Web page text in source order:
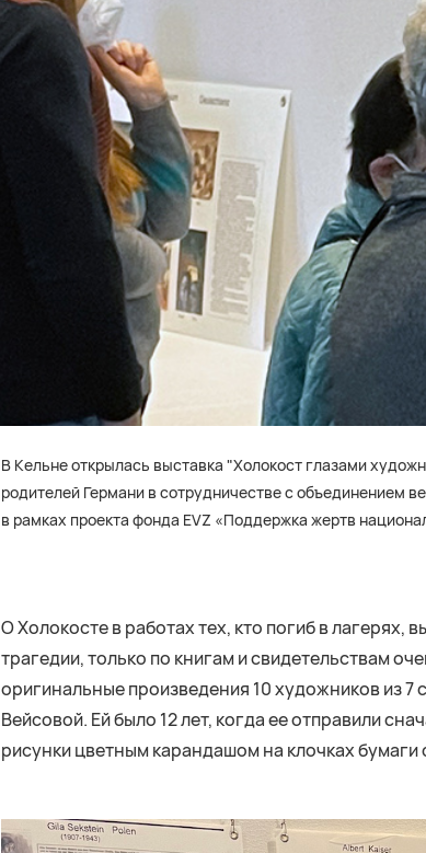
В Кельне открылась выставка "Холокост глазами
родителей Германи в сотрудничестве с объединением
в рамках проекта фонда EVZ «Поддержка жертв
О Холокосте в работах тех, кто погиб в лагерях,
трагедии, только по книгам и свидетельствам
оригинальные произведения 10 художников из
Вейсовой. Ей было 12 лет, когда ее отправили
рисунки цветным карандашом на клочках